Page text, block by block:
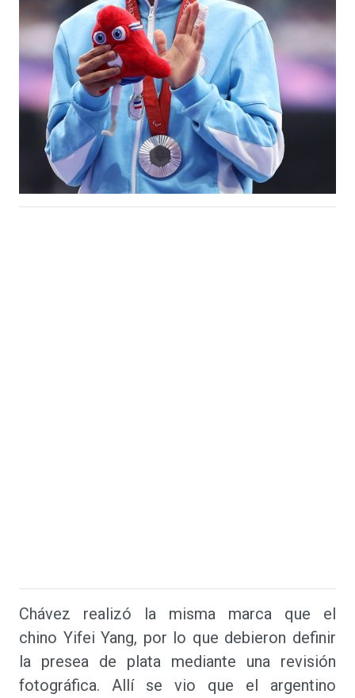
Chávez realizó la misma marca que el
chino Yifei Yang, por lo que debieron definir
la presea de plata mediante una revisión
fotográfica. Allí se vio que el argentino